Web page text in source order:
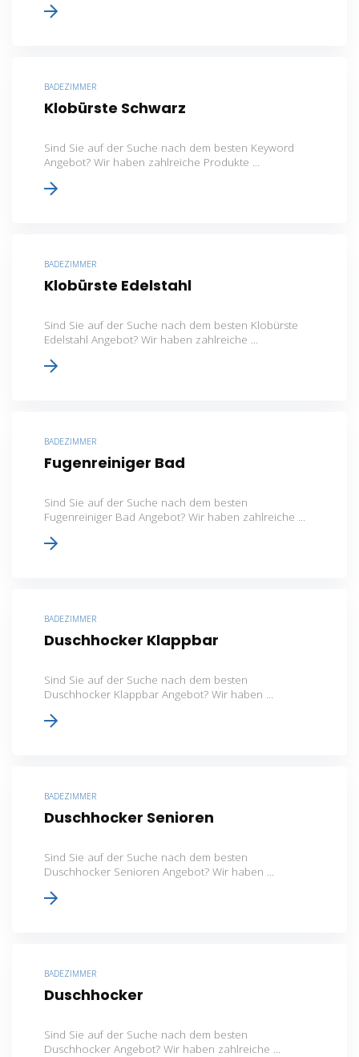
BADEZIMMER
Klobürste Schwarz
Sind Sie auf der Suche nach dem besten Keyword
Angebot? Wir haben zahlreiche Produkte ...
BADEZIMMER
Klobürste Edelstahl
Sind Sie auf der Suche nach dem besten Klobürste
Edelstahl Angebot? Wir haben zahlreiche ...
BADEZIMMER
Fugenreiniger Bad
Sind Sie auf der Suche nach dem besten
Fugenreiniger Bad Angebot? Wir haben zahlreiche ...
BADEZIMMER
Duschhocker Klappbar
Sind Sie auf der Suche nach dem besten
Duschhocker Klappbar Angebot? Wir haben ...
BADEZIMMER
Duschhocker Senioren
Sind Sie auf der Suche nach dem besten
Duschhocker Senioren Angebot? Wir haben ...
BADEZIMMER
Duschhocker
Sind Sie auf der Suche nach dem besten
Duschhocker Angebot? Wir haben zahlreiche ...